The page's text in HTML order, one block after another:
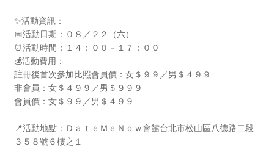
✨活動資訊：
📅活動日期：０８／２２（六）
⏰活動時間：１４：００－１７：００
💰活動費用：
註冊後首次參加比照會員價：女＄９９／男＄４９９
非會員：女＄４９９／男＄９９９
會員價：女＄９９／男＄４９９
📍活動地點：ＤａｔｅＭｅＮｏｗ會館台北市松山區八德路二段
３５８號６樓之１